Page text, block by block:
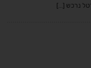
נרכש […]